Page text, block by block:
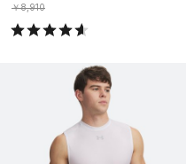
￥8,910